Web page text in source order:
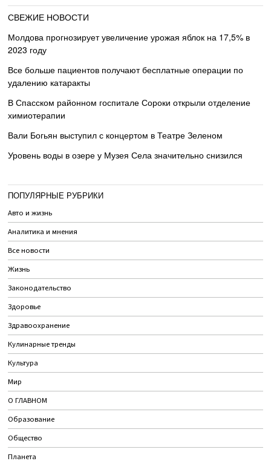
СВЕЖИЕ НОВОСТИ
Молдова прогнозирует увеличение урожая яблок на 17,5% в
2023 году
Все больше пациентов получают бесплатные операции по
удалению катаракты
В Спасском районном госпитале Сороки открыли отделение
химиотерапии
Вали Богьян выступил с концертом в Театре Зеленом
Уровень воды в озере у Музея Села значительно снизился
ПОПУЛЯРНЫЕ РУБРИКИ
Авто и жизнь
Аналитика и мнения
Все новости
Жизнь
Законодательство
Здоровье
Здравоохранение
Кулинарные тренды
Культура
Мир
О ГЛАВНОМ
Образование
Общество
Планета